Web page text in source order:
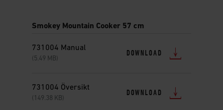
Smokey Mountain Cooker 57 cm
731004 Manual
(5.49 MB)
DOWNLOAD
731004 Översikt
(149.38 KB)
DOWNLOAD